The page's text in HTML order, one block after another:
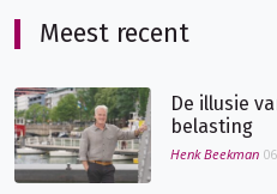
Meest recent
De illusie
belasting
Henk Beekman